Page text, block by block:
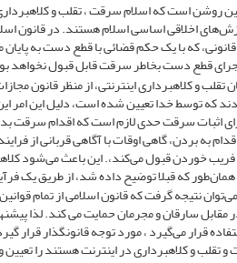
روشن است که اسلام سرقت ، تقلب و
اخلاقی اساسی اسلام هستند. در قانون
که با یک حکم قضائی با قطع دست به
قطع دست بخاطر سرقت قابل قبول نخواهد
تقلب و کلاهبرداری اینترنتی، از منظر قانون
که توسط خدا تعیین شده است، دلیل این امر
اثبات سرقت حدی لازم است که اقدام سرقت
به بردن، گاهی اوقات با آگاهی قربانی از
خوردن قبول می‌کند،. این باعث می‌شود
که قبلا توضیح داده شد، از طریق یک
می‌توان نتیجه گرفت که قانون اسلامی از تمام
مقابل سارقان و مجرمان حمایت می کند. لذا
قرار می‌گیرد ، مورد توجه قانونگذار قرار
و تقلب و کلاهبرداری در اینترنت هستند را